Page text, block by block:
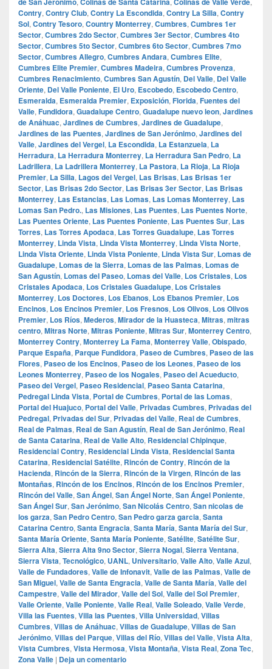
Contry, Contry Club, Contry La Escondida, Contry La Silla, Contry
Sol, Contry Tesoro, Country Monterrey, Cumbres, Cumbres 1er
Sector, Cumbres 2do Sector, Cumbres 3er Sector, Cumbres 4to
Sector, Cumbres 5to Sector, Cumbres 6to Sector, Cumbres 7mo
Sector, Cumbres Allegro, Cumbres Andara, Cumbres Elite,
Cumbres Elite Premier, Cumbres Madeira, Cumbres Provenza,
Cumbres Renacimiento, Cumbres San Agustín, Del Valle, Del Valle
Oriente, Del Valle Poniente, El Uro, Escobedo, Escobedo Centro,
Esmeralda, Esmeralda Premier, Exposición, Florida, Fuentes del
Valle, Fundidora, Guadalupe Centro, Guadalupe nuevo leon, Jardines
de Anáhuac, Jardines de Cumbres, Jardines de Guadalupe,
Jardines de las Puentes, Jardines de San Jerónimo, Jardines del
Valle, Jardines del Vergel, La Escondida, La Estanzuela, La
Herradura, La Herradura Monterrey, La Herradura San Pedro, La
Ladrillera, La Ladrillera Monterrey, La Pastora, La Rioja, La Rioja
Premier, La Silla, Lagos del Vergel, Las Brisas, Las Brisas 1er
Sector, Las Brisas 2do Sector, Las Brisas 3er Sector, Las Brisas
Monterrey, Las Estancias, Las Lomas, Las Lomas Monterrey, Las
Lomas San Pedro., Las Misiones, Las Puentes, Las Puentes Norte,
Las Puentes Oriente, Las Puentes Poniente, Las Puentes Sur, Las
Torres, Las Torres Apodaca, Las Torres Guadalupe, Las Torres
Monterrey, Linda Vista, Linda Vista Monterrey, Linda Vista Norte,
Linda Vista Oriente, Linda Vista Poniente, Linda Vista Sur, Lomas de
Guadalupe, Lomas de la Sierra, Lomas de las Palmas, Lomas de
San Agustín, Lomas del Paseo, Lomas del Valle, Los Cristales, Los
Cristales Apodaca, Los Cristales Guadalupe, Los Cristales
Monterrey, Los Doctores, Los Ebanos, Los Ebanos Premier, Los
Encinos, Los Encinos Premier, Los Fresnos, Los Olivos, Los Olivos
Premier, Los Ríos, Mederos, Mirador de la Huasteca, Mitras, mitras
centro, Mitras Norte, Mitras Poniente, Mitras Sur, Monterrey Centro,
Monterrey Contry, Monterrey La Fama, Monterrey Valle, Obispado,
Parque España, Parque Fundidora, Paseo de Cumbres, Paseo de las
Flores, Paseo de los Encinos, Paseo de los Leones, Paseo de los
Leones Monterrey, Paseo de los Nogales, Paseo del Acueducto,
Paseo del Vergel, Paseo Residencial, Paseo Santa Catarina,
Pedregal Linda Vista, Portal de Cumbres, Portal de las Lomas,
Portal del Huajuco, Portal del Valle, Privadas Cumbres, Privadas del
Pedregal, Privadas del Sur, Privadas del Valle, Real de Cumbres,
Real de Palmas, Real de San Agustín, Real de San Jerónimo, Real
de Santa Catarina, Real de Valle Alto, Residencial Chipinque,
Residencial Contry, Residencial Linda Vista, Residencial Santa
Catarina, Residencial Satélite, Rincón de Contry, Rincón de la
Hacienda, Rincón de la Sierra, Rincón de la Virgen, Rincón de las
Montañas, Rincón de los Encinos, Rincón de los Encinos Premier,
Rincón del Valle, San Ángel, San Ángel Norte, San Ángel Poniente,
San Ángel Sur, San Jerónimo, San Nicolás Centro, San nicolas de
los garza, San Pedro Centro, San Pedro garza garcia, Santa
Catarina Centro, Santa Engracia, Santa María, Santa María del Sur,
Santa María Oriente, Santa María Poniente, Satélite, Satélite Sur,
Sierra Alta, Sierra Alta 9no Sector, Sierra Nogal, Sierra Ventana,
Sierra Vista, Tecnológico, UANL, Universitario, Valle Alto, Valle Azul,
Valle de Fundadores, Valle de Infonavit, Valle de las Palmas, Valle de
San Miguel, Valle de Santa Engracia, Valle de Santa María, Valle del
Campestre, Valle del Mirador, Valle del Sol, Valle del Sol Premier,
Valle Oriente, Valle Poniente, Valle Real, Valle Soleado, Valle Verde,
Villa las Fuentes, Villa las Puentes, Villa Universidad, Villas
Cumbres, Villas de Anáhuac, Villas de Guadalupe, Villas de San
Jerónimo, Villas del Parque, Villas del Río, Villas del Valle, Vista Alta,
Vista Cumbres, Vista Hermosa, Vista Montaña, Vista Real, Zona Tec,
Zona Valle | Deja un comentario